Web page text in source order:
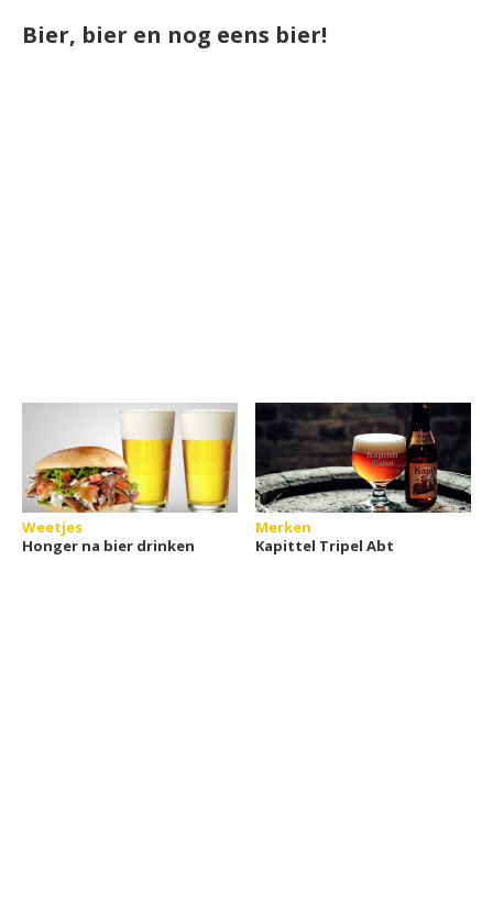
Bier, bier en nog eens bier!
Weetjes
Honger na bier drinken
Merken
Kapittel Tripel Abt